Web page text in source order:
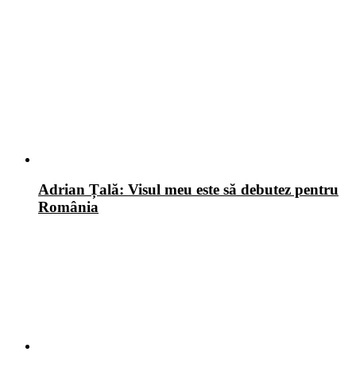
Adrian Țală: Visul meu este să debutez pentru
România